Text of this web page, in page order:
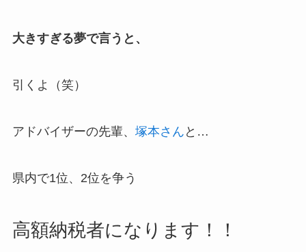
大きすぎる夢で言うと、
引くよ（笑）
アドバイザーの先輩、 塚本さん と…
県内で1位、2位を争う
高額納税者になります！！